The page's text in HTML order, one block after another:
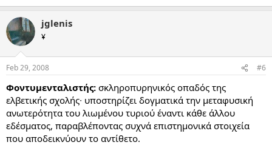
jglenis
¥
Feb 29, 2008 #6
Φοντυμενταλιστής: σκληροπυρηνικός οπαδός της
ελβετικής σχολής∙ υποστηρίζει δογματικά την μεταφυσική
ανωτερότητα του λιωμένου τυριού έναντι κάθε άλλου
εδέσματος, παραβλέποντας συχνά επιστημονικά στοιχεία
που αποδεικνύουν το αντίθετο.